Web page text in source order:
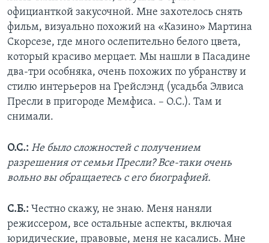
официанткой закусочной. Мне захотелось снять
фильм, визуально похожий на «Казино» Мартина
Скорсезе, где много ослепительно белого цвета,
который красиво мерцает. Мы нашли в Пасадине
два-три особняка, очень похожих по убранству и
стилю интерьеров на Грейслэнд (усадьба Элвиса
Пресли в пригороде Мемфиса. – О.С.). Там и
снимали.
О.С.: Не было сложностей с получением
разрешения от семьи Пресли? Все-таки очень
вольно вы обращаетесь с его биографией.
С.Б.: Честно скажу, не знаю. Меня наняли
режиссером, все остальные аспекты, включая
юридические, правовые, меня не касались. Мне